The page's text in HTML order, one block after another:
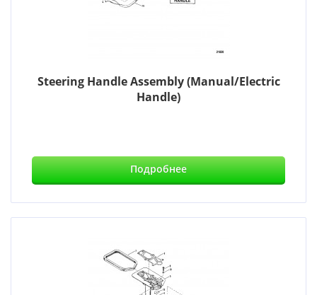
Steering Handle Assembly (Manual/Electric
Handle)
Подробнее